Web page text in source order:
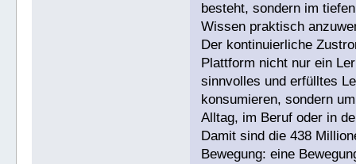
besteht, sondern im
Wissen praktisch
Der kontinuierliche
Plattform nicht nur ein
sinnvolles und erfülltes
konsumieren, sondern
Alltag, im Beruf oder in
Damit sind die 438
Bewegung: eine